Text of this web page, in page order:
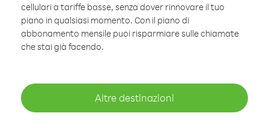
cellulari a tariffe basse, senza dover rinnovare il tuo
piano in qualsiasi momento. Con il piano di
abbonamento mensile puoi risparmiare sulle chiamate
che stai già facendo.
Altre destinazioni